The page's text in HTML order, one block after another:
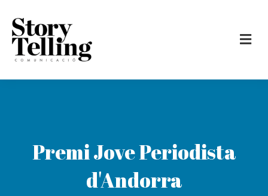
Premi Jove Periodista
d'Andorra